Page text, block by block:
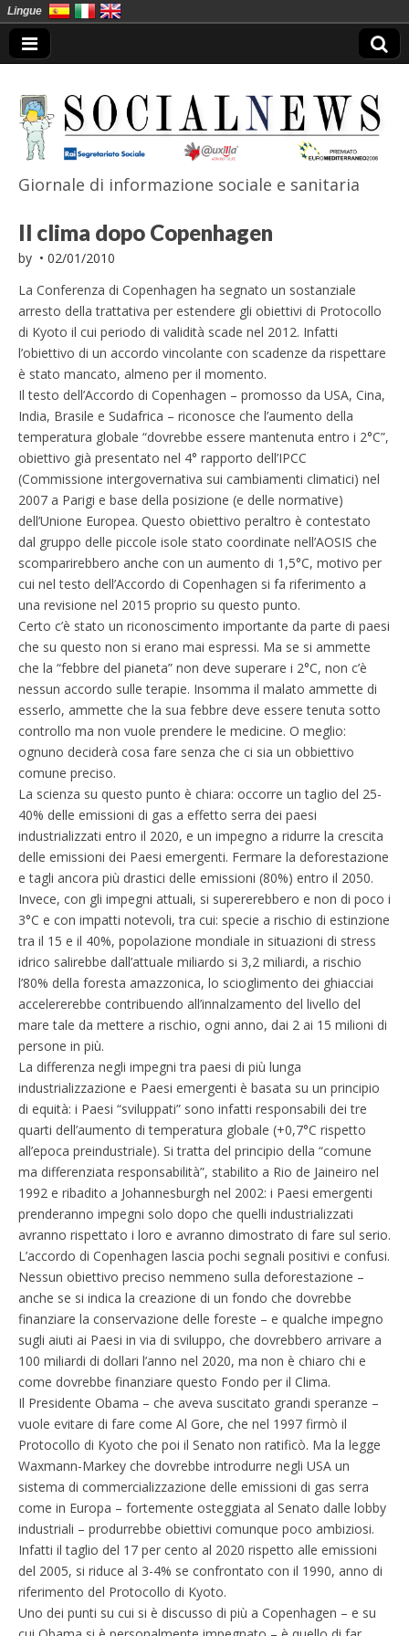
SocialNews
Giornale di informazione sociale e sanitaria
Il clima dopo Copenhagen
by • 02/01/2010
La Conferenza di Copenhagen ha segnato un sostanziale
arresto della trattativa per estendere gli obiettivi di Protocollo
di Kyoto il cui periodo di validità scade nel 2012. Infatti
l’obiettivo di un accordo vincolante con scadenze da rispettare
è stato mancato, almeno per il momento.
Il testo dell’Accordo di Copenhagen – promosso da USA, Cina,
India, Brasile e Sudafrica – riconosce che l’aumento della
temperatura globale “dovrebbe essere mantenuta entro i 2°C”,
obiettivo già presentato nel 4° rapporto dell’IPCC
(Commissione intergovernativa sui cambiamenti climatici) nel
2007 a Parigi e base della posizione (e delle normative)
dell’Unione Europea. Questo obiettivo peraltro è contestato
dal gruppo delle piccole isole stato coordinate nell’AOSIS che
scomparirebbero anche con un aumento di 1,5°C, motivo per
cui nel testo dell’Accordo di Copenhagen si fa riferimento a
una revisione nel 2015 proprio su questo punto.
Certo c’è stato un riconoscimento importante da parte di paesi
che su questo non si erano mai espressi. Ma se si ammette
che la “febbre del pianeta” non deve superare i 2°C, non c’è
nessun accordo sulle terapie. Insomma il malato ammette di
esserlo, ammette che la sua febbre deve essere tenuta sotto
controllo ma non vuole prendere le medicine. O meglio:
ognuno deciderà cosa fare senza che ci sia un obbiettivo
comune preciso.
La scienza su questo punto è chiara: occorre un taglio del 25-
40% delle emissioni di gas a effetto serra dei paesi
industrializzati entro il 2020, e un impegno a ridurre la crescita
delle emissioni dei Paesi emergenti. Fermare la deforestazione
e tagli ancora più drastici delle emissioni (80%) entro il 2050.
Invece, con gli impegni attuali, si supererebbero e non di poco i
3°C e con impatti notevoli, tra cui: specie a rischio di estinzione
tra il 15 e il 40%, popolazione mondiale in situazioni di stress
idrico salirebbe dall’attuale miliardo si 3,2 miliardi, a rischio
l’80% della foresta amazzonica, lo scioglimento dei ghiacciai
accelererebbe contribuendo all’innalzamento del livello del
mare tale da mettere a rischio, ogni anno, dai 2 ai 15 milioni di
persone in più.
La differenza negli impegni tra paesi di più lunga
industrializzazione e Paesi emergenti è basata su un principio
di equità: i Paesi “sviluppati” sono infatti responsabili dei tre
quarti dell’aumento di temperatura globale (+0,7°C rispetto
all’epoca preindustriale). Si tratta del principio della “comune
ma differenziata responsabilità”, stabilito a Rio de Jaineiro nel
1992 e ribadito a Johannesburgh nel 2002: i Paesi emergenti
prenderanno impegni solo dopo che quelli industrializzati
avranno rispettato i loro e avranno dimostrato di fare sul serio.
L’accordo di Copenhagen lascia pochi segnali positivi e confusi.
Nessun obiettivo preciso nemmeno sulla deforestazione –
anche se si indica la creazione di un fondo che dovrebbe
finanziare la conservazione delle foreste – e qualche impegno
sugli aiuti ai Paesi in via di sviluppo, che dovrebbero arrivare a
100 miliardi di dollari l’anno nel 2020, ma non è chiaro chi e
come dovrebbe finanziare questo Fondo per il Clima.
Il Presidente Obama – che aveva suscitato grandi speranze –
vuole evitare di fare come Al Gore, che nel 1997 firmò il
Protocollo di Kyoto che poi il Senato non ratificò. Ma la legge
Waxmann-Markey che dovrebbe introdurre negli USA un
sistema di commercializzazione delle emissioni di gas serra
come in Europa – fortemente osteggiata al Senato dalle lobby
industriali – produrrebbe obiettivi comunque poco ambiziosi.
Infatti il taglio del 17 per cento al 2020 rispetto alle emissioni
del 2005, si riduce al 3-4% se confrontato con il 1990, anno di
riferimento del Protocollo di Kyoto.
Uno dei punti su cui si è discusso di più a Copenhagen – e su
Lingue